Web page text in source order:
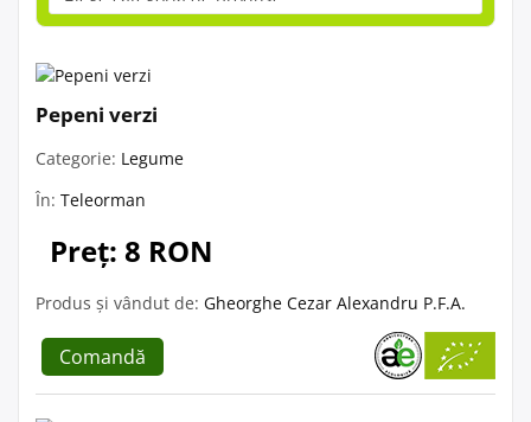
Pepeni verzi
Categorie: Legume
În: Teleorman
Preț: 8 RON
Produs și vândut de: Gheorghe Cezar Alexandru P.F.A.
Comandă